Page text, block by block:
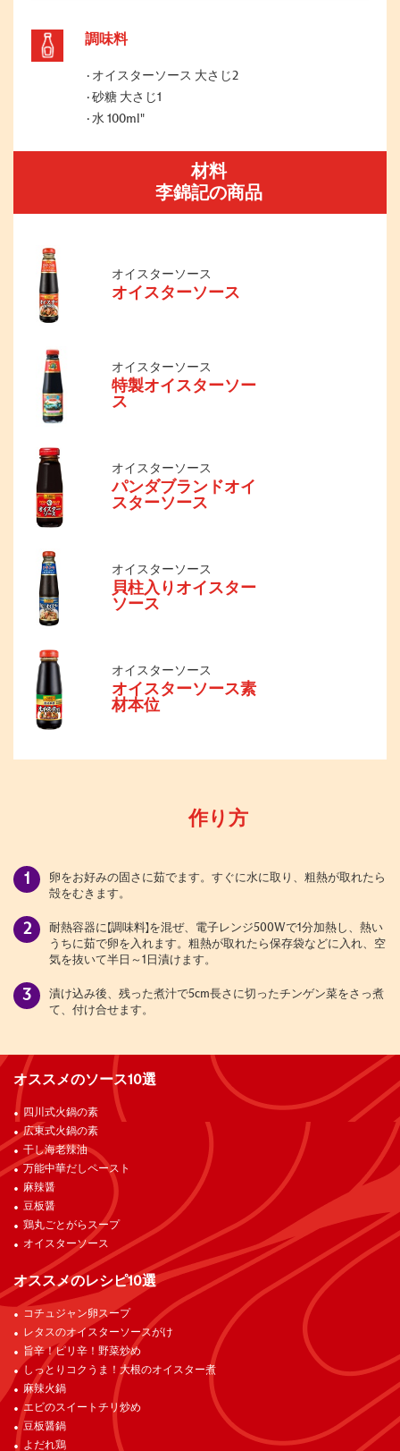
調味料
オイスターソース 大さじ2
砂糖 大さじ1
水 100ml"
材料
李錦記の商品
オイスターソース
オイスターソース
オイスターソース
特製オイスターソー
ス
オイスターソース
パンダブランドオイ
スターソース
オイスターソース
貝柱入りオイスター
ソース
オイスターソース
オイスターソース素
材本位
作り方
卵をお好みの固さに茹でます。すぐに水に取り、粗熱が取れたら
殻をむきます。
耐熱容器に【調味料】を混ぜ、電子レンジ500Wで1分加熱し、熱い
うちに茹で卵を入れます。粗熱が取れたら保存袋などに入れ、空
気を抜いて半日～1日漬けます。
漬け込み後、残った煮汁で5cm長さに切ったチンゲン菜をさっ煮
て、付け合せます。
オススメのソース10選
四川式火鍋の素
広東式火鍋の素
干し海老辣油
万能中華だしペースト
麻辣醤
豆板醤
鶏丸ごとがらスープ
オイスターソース
オススメのレシピ10選
コチュジャン卵スープ
レタスのオイスターソースがけ
旨辛！ピリ辛！野菜炒め
しっとりコクうま！大根のオイスター煮
麻辣火鍋
エビのスイートチリ炒め
豆板醤鍋
よだれ鶏